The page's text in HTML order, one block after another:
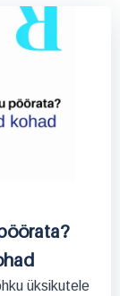
üksikutele